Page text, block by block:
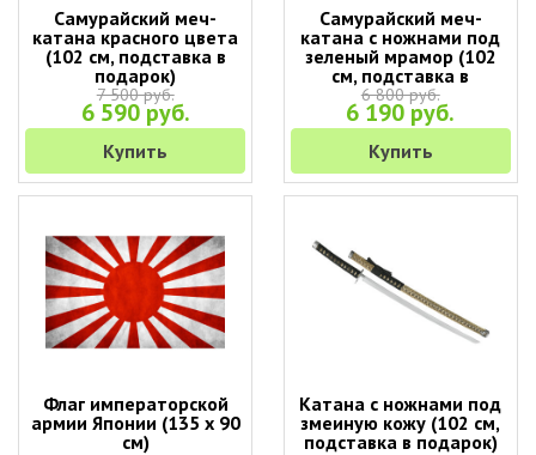
Самурайский меч-
катана красного цвета
(102 см, подставка в
подарок)
7 500 руб.
6 590 руб.
Купить
Самурайский меч-
катана с ножнами под
зеленый мрамор (102
см, подставка в
подарок)
6 800 руб.
6 190 руб.
Купить
Флаг императорской
армии Японии (135 х 90
см)
Катана с ножнами под
змеиную кожу (102 см,
подставка в подарок)